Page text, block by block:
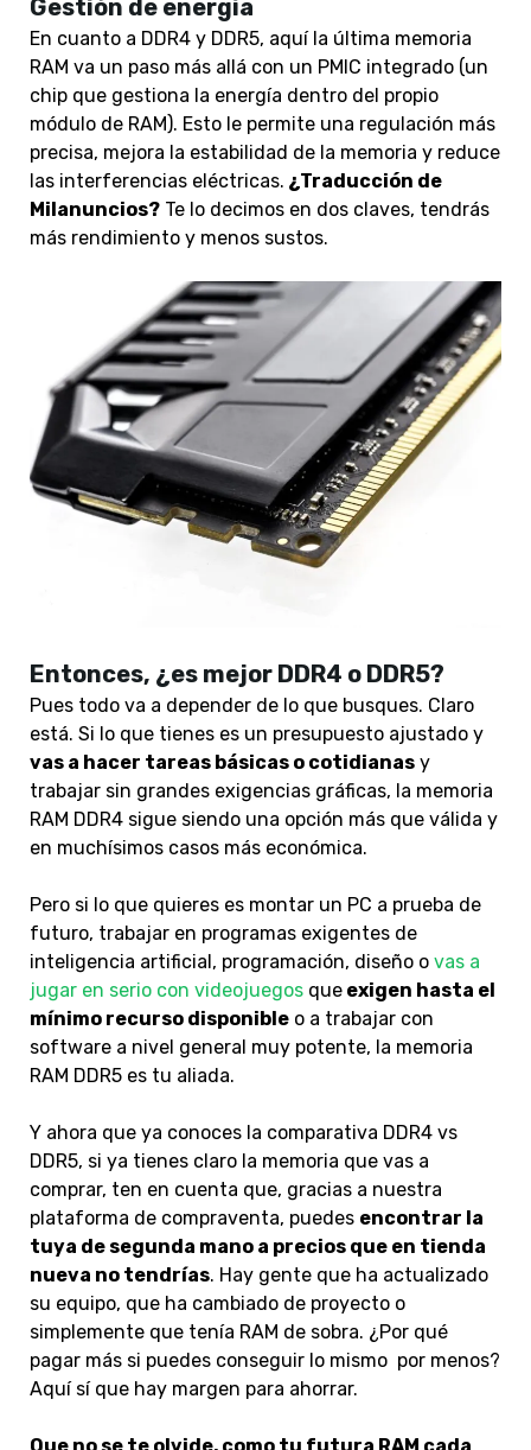
Gestión de energía
En cuanto a DDR4 y DDR5, aquí la última memoria
RAM va un paso más allá con un PMIC integrado (un
chip que gestiona la energía dentro del propio
módulo de RAM). Esto le permite una regulación más
precisa, mejora la estabilidad de la memoria y reduce
las interferencias eléctricas. ¿Traducción de
Milanuncios? Te lo decimos en dos claves, tendrás
más rendimiento y menos sustos.
Entonces, ¿es mejor DDR4 o DDR5?
Pues todo va a depender de lo que busques. Claro
está. Si lo que tienes es un presupuesto ajustado y
vas a hacer tareas básicas o cotidianas y
trabajar sin grandes exigencias gráficas, la memoria
RAM DDR4 sigue siendo una opción más que válida y
en muchísimos casos más económica.
Pero si lo que quieres es montar un PC a prueba de
futuro, trabajar en programas exigentes de
inteligencia artificial, programación, diseño o vas a
jugar en serio con videojuegos que exigen hasta el
mínimo recurso disponible o a trabajar con
software a nivel general muy potente, la memoria
RAM DDR5 es tu aliada.
Y ahora que ya conoces la comparativa DDR4 vs
DDR5, si ya tienes claro la memoria que vas a
comprar, ten en cuenta que, gracias a nuestra
plataforma de compraventa, puedes encontrar la
tuya de segunda mano a precios que en tienda
nueva no tendrías. Hay gente que ha actualizado
su equipo, que ha cambiado de proyecto o
simplemente que tenía RAM de sobra. ¿Por qué
pagar más si puedes conseguir lo mismo por menos?
Aquí sí que hay margen para ahorrar.
Que no se te olvide, como tu futura RAM cada